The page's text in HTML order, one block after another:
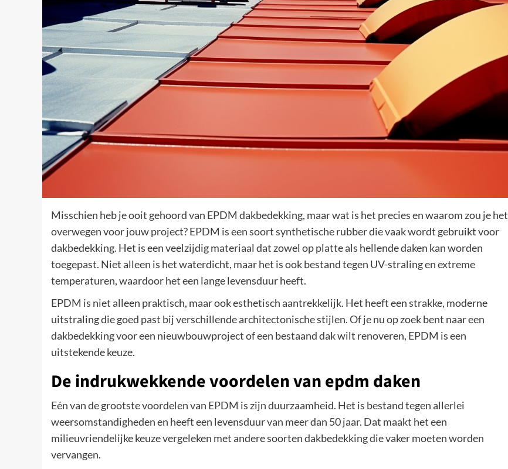
Misschien heb je ooit gehoord van EPDM dakbedekking, maar wat is het precies en waarom zou je het
overwegen voor jouw project? EPDM is een soort synthetische rubber die vaak wordt gebruikt voor
dakbedekking. Het is een veelzijdig materiaal dat zowel op platte als hellende daken kan worden
toegepast. Niet alleen is het waterdicht, maar het is ook bestand tegen UV-straling en extreme
temperaturen, waardoor het een lange levensduur heeft.
EPDM is niet alleen praktisch, maar ook esthetisch aantrekkelijk. Het heeft een strakke, moderne
uitstraling die goed past bij verschillende architectonische stijlen. Of je nu op zoek bent naar een
dakbedekking voor een nieuwbouwproject of een bestaand dak wilt renoveren, EPDM is een
uitstekende keuze.
De indrukwekkende voordelen van epdm daken
Eén van de grootste voordelen van EPDM is zijn duurzaamheid. Het is bestand tegen allerlei
weersomstandigheden en heeft een levensduur van meer dan 50 jaar. Dat maakt het een
milieuvriendelijke keuze vergeleken met andere soorten dakbedekking die vaker moeten worden
vervangen.